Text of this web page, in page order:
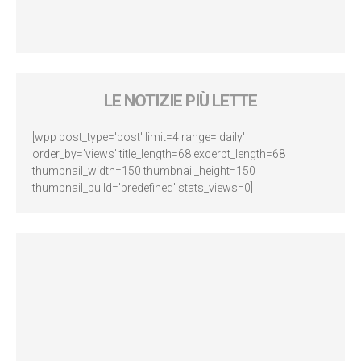
LE NOTIZIE PIÙ LETTE
[wpp post_type='post' limit=4 range='daily'
order_by='views' title_length=68 excerpt_length=68
thumbnail_width=150 thumbnail_height=150
thumbnail_build='predefined' stats_views=0]